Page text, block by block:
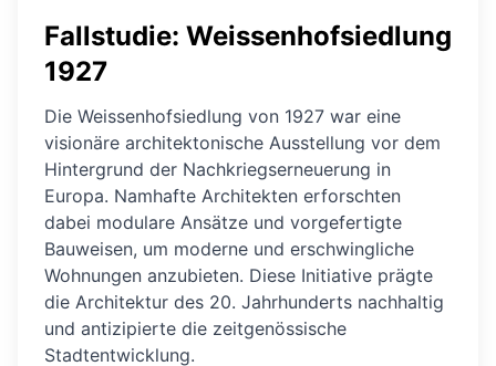
Fallstudie: Weissenhofsiedlung
1927
Die Weissenhofsiedlung von 1927 war eine
visionäre architektonische Ausstellung vor dem
Hintergrund der Nachkriegserneuerung in
Europa. Namhafte Architekten erforschten
dabei modulare Ansätze und vorgefertigte
Bauweisen, um moderne und erschwingliche
Wohnungen anzubieten. Diese Initiative prägte
die Architektur des 20. Jahrhunderts nachhaltig
und antizipierte die zeitgenössische
Stadtentwicklung.